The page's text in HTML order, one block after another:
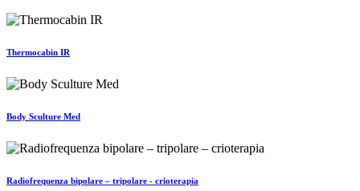
Thermocabin IR
Body Sculture Med
Radiofrequenza bipolare – tripolare - crioterapia